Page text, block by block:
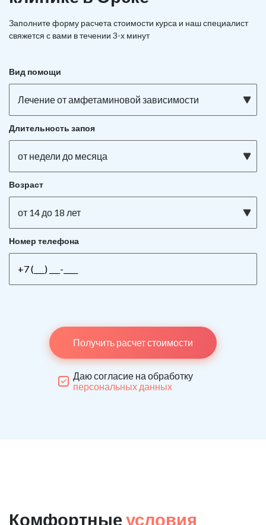
Заполните форму расчета стоимости курса и наш специалист
свяжется с вами в течении 3-х минут
Вид помощи
Лечение от амфетаминовой зависимости
Длительность запоя
от недели до месяца
Возраст
от 14 до 18 лет
Номер телефона
Получить расчет стоимости
Даю согласие на обработку
персональных данных
Комфортные условия